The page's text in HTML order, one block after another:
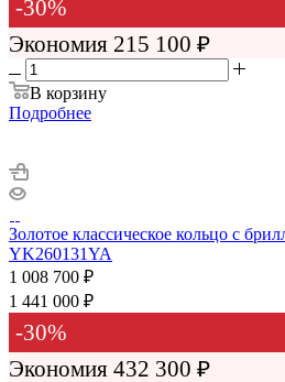
-30%
Экономия 215 100 ₽
В корзину
Подробнее
Золотое классическое кольцо с
YK260131YA
1 008 700 ₽
1 441 000 ₽
-30%
Экономия 432 300 ₽